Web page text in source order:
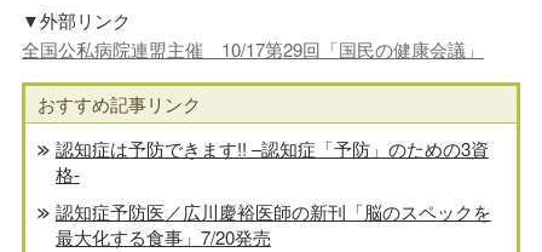
▼外部リンク
全国公私病院連盟主催 10/17第29回「国民の健康会議」
おすすめ記事リンク
認知症は予防できます!! –認知症「予防」のための3資
格-
認知症予防医／広川慶裕医師の新刊「脳のスペックを
最大化する食事」7/20発売